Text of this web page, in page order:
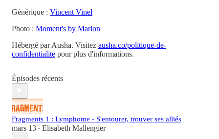
Générique : Vincent Vinel
Photo : Moment's by Marion
Hébergé par Ausha. Visitez ausha.co/politique-de-
confidentialite pour plus d'informations.
Épisodes récents
Fragments 1 : Lymphome - S'entourer, trouver ses alliés
mars 13 • Elisabeth Mallengier